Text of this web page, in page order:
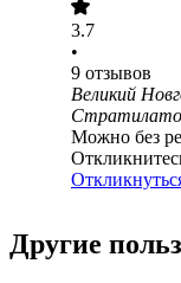
3.7
•
9 отзывов
Великий
Можно без
Другие